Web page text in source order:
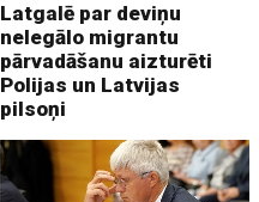
Latgalē par deviņu
nelegālo migrantu
pārvadāšanu aizturēti
Polijas un Latvijas
pilsoņi